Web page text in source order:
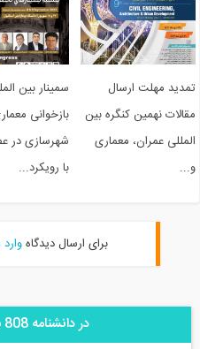
مهلت ارسال
نهمین کنگره بین
عمران، معماری
سمینار بین
بازخوانی
شهرسازی در
با رویکرد...
برای ارسال دیدگاهوارد
در دانشنامه 808 بیشتر بخوانید ...